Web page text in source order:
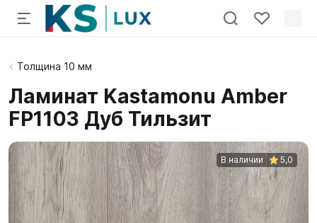
Толщина 10 мм
Ламинат Kastamonu Amber
FP1103 Дуб Тильзит
В наличии 5,0